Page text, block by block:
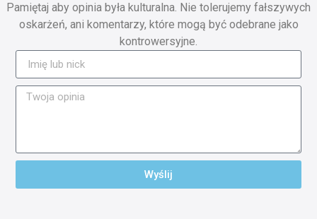
Pamiętaj aby opinia była kulturalna. Nie tolerujemy fałszywych
oskarżeń, ani komentarzy, które mogą być odebrane jako
kontrowersyjne.
Wyślij